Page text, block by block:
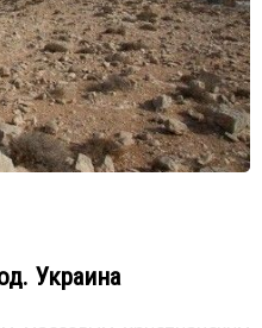
Украина